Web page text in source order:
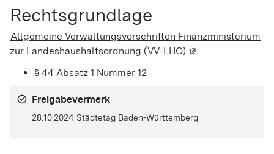
Rechtsgrundlage
Allgemeine Verwaltungsvorschriften Finanzministerium
zur Landeshaushaltsordnung (VV-LHO) (Wird in einem
§ 44 Absatz 1 Nummer 12
Freigabevermerk
28.10.2024 Städtetag Baden-Württemberg